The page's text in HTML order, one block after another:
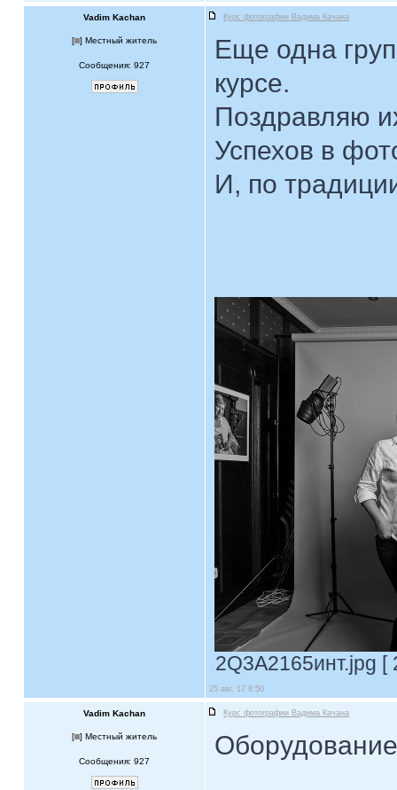
Vadim Kachan Курс фотографии Вадима Качана
[ ] Местный житель
Сообщения: 927
Еще одна
курсе.
Поздравляю
Успехов в
И, по
2Q3A2165инт.jpg
25 авг, 17 8:50
Vadim Kachan Курс фотографии Вадима Качана
[ ] Местный житель
Сообщения: 927